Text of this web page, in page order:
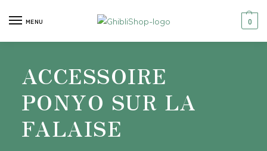
MENU 0
ACCESSOIRE
PONYO SUR LA
FALAISE